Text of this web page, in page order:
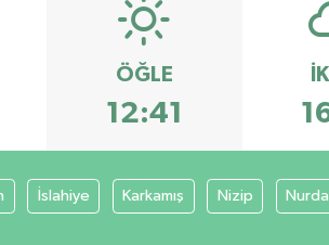
ÖĞLE
12:41
İslahiye Karkamış Nizip